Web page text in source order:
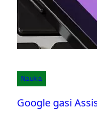
Nauka
Google gasi